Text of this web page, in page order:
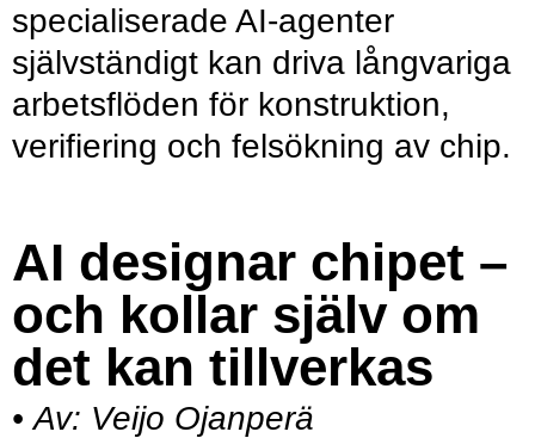
specialiserade AI-agenter
självständigt kan driva långvariga
arbetsflöden för konstruktion,
verifiering och felsökning av chip.
AI designar chipet –
och kollar själv om
det kan tillverkas
• Av: Veijo Ojanperä